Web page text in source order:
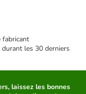
fabricant
les 30 derniers
laissez les bonnes